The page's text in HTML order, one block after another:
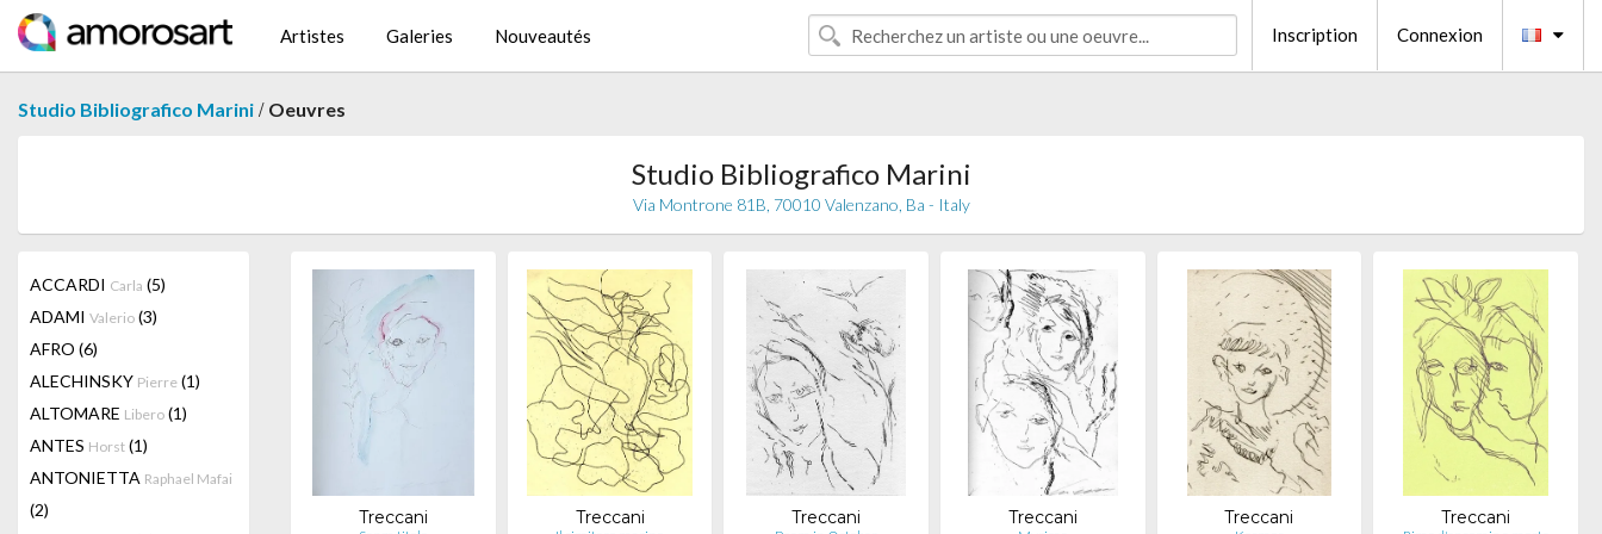
Artistes Galeries Nouveautés Inscription Connexion
Studio Bibliografico Marini / Oeuvres
Studio Bibliografico Marini
Via Montrone 81B, 70010 Valenzano, Ba - Italy
ACCARDI Carla (5)
ADAMI Valerio (3)
AFRO (6)
ALECHINSKY Pierre (1)
ALTOMARE Libero (1)
ANTES Horst (1)
ANTONIETTA Raphael Mafai
(2)
Treccani Treccani Treccani Treccani Treccani Treccani